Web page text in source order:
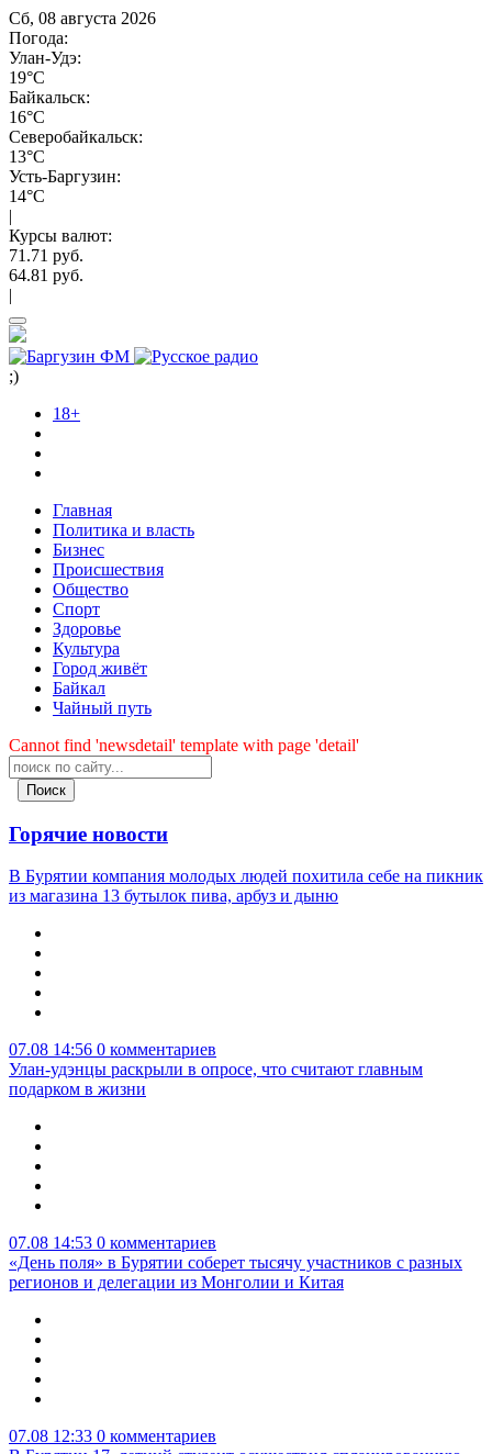
Сб, 08 августа 2026
Погода:
Улан-Удэ:
19°C
Байкальск:
16°C
Северобайкальск:
13°C
Усть-Баргузин:
14°C
|
Курсы валют:
71.71 руб.
64.81 руб.
|
;)
18+
Главная
Политика и власть
Бизнес
Происшествия
Общество
Cпорт
Здоровье
Культура
Город живёт
Байкал
Чайный путь
Cannot find 'newsdetail' template with page 'detail'
Поиск
Горячие новости
В Бурятии компания молодых людей похитила себе на пикник
из магазина 13 бутылок пива, арбуз и дыню
07.08 14:56 0 комментариев
Улан-удэнцы раскрыли в опросе, что считают главным
подарком в жизни
07.08 14:53 0 комментариев
«День поля» в Бурятии соберет тысячу участников с разных
регионов и делегации из Монголии и Китая
07.08 12:33 0 комментариев